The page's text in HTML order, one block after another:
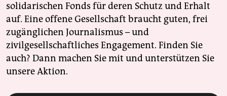
solidarischen Fonds für deren Schutz und Erhalt
auf. Eine offene Gesellschaft braucht guten, frei
zugänglichen Journalismus – und
zivilgesellschaftliches Engagement. Finden Sie
auch? Dann machen Sie mit und unterstützen Sie
unsere Aktion.